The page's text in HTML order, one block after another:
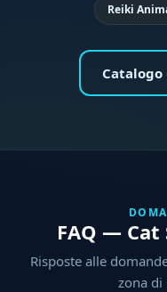
Reiki
FAQ —
Risposte alle
zona di